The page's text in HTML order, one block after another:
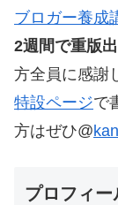
ブロガー養成
2週間で重版
方全員に感謝
特設ページで
方はぜひ@
プロフィー